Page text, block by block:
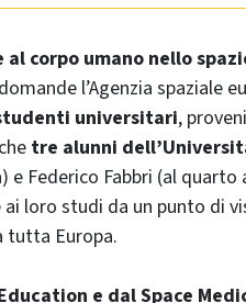
al corpo umano nello
l’Agenzia spaziale
universitari,
tre alunni
e Federico Fabbri (al
loro studi da un punto di
tutta Europa.
e dal Space